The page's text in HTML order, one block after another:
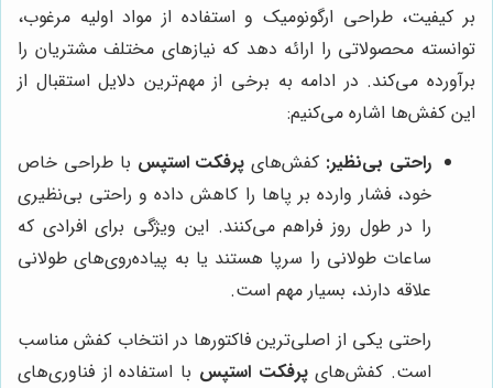
بر کیفیت، طراحی ارگونومیک و استفاده از مواد اولیه مرغوب،
توانسته محصولاتی را ارائه دهد که نیازهای مختلف مشتریان را
برآورده می‌کند. در ادامه به برخی از مهم‌ترین دلایل استقبال از
این کفش‌ها اشاره می‌کنیم:
راحتی بی‌نظیر: کفش‌های پرفکت استپس با طراحی خاص
خود، فشار وارده بر پاها را کاهش داده و راحتی بی‌نظیری
را در طول روز فراهم می‌کنند. این ویژگی برای افرادی که
ساعات طولانی را سرپا هستند یا به پیاده‌روی‌های طولانی
علاقه دارند، بسیار مهم است.
راحتی یکی از اصلی‌ترین فاکتورها در انتخاب کفش مناسب
است. کفش‌هایپرفکت استپس با استفاده از فناوری‌های